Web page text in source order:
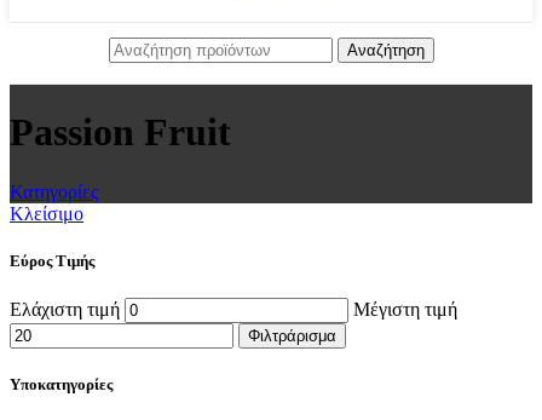
Αναζήτηση
Passion Fruit
Κατηγορίες
Κλείσιμο
Εύρος Τιμής
Ελάχιστη τιμή Μέγιστη τιμή
Φιλτράρισμα
Υποκατηγορίες